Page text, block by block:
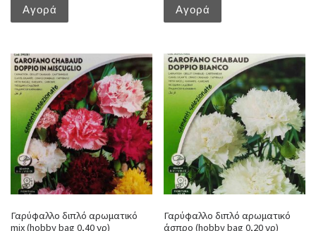
Αγορά Αγορά
Γαρύφαλλο διπλό αρωματικό
mix (hobby bag 0,40 γρ)
Γαρύφαλλο διπλό αρωματικό
άσπρο (hobby bag 0,20 γρ)